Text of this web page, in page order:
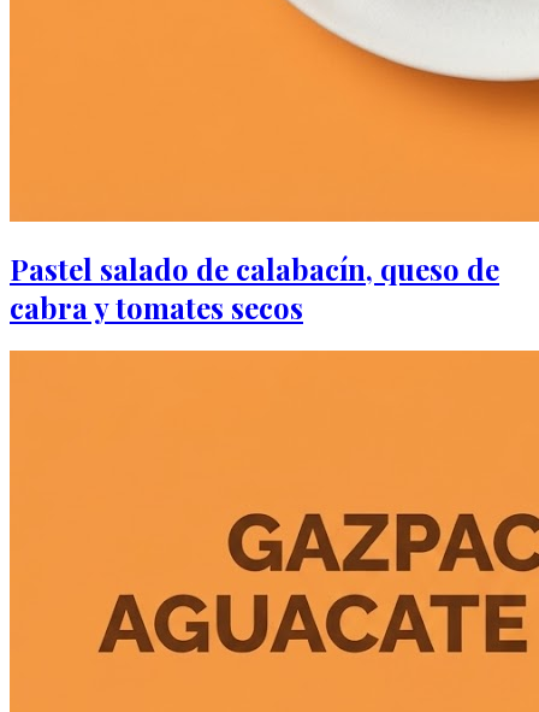
Pastel salado de calabacín, queso de
cabra y tomates secos